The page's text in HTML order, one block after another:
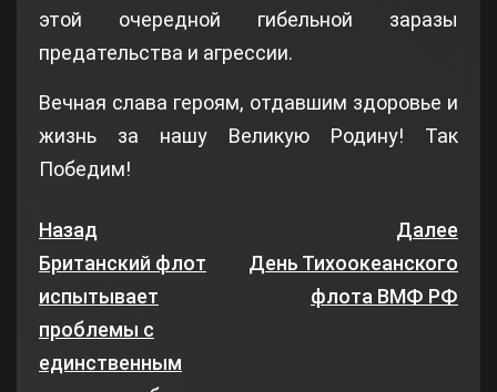
этой очередной гибельной заразы
предательства и агрессии.
Вечная слава героям, отдавшим здоровье и
жизнь за нашу Великую Родину! Так
Победим!
Назад
Британский флот
испытывает
проблемы с
единственным
Далее
День Тихоокеанского
флота ВМФ РФ